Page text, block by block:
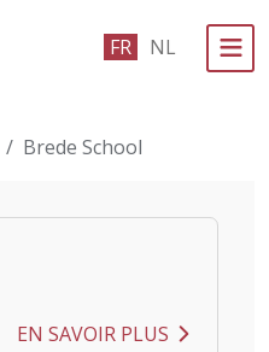
FR NL
Brede School
EN SAVOIR PLUS